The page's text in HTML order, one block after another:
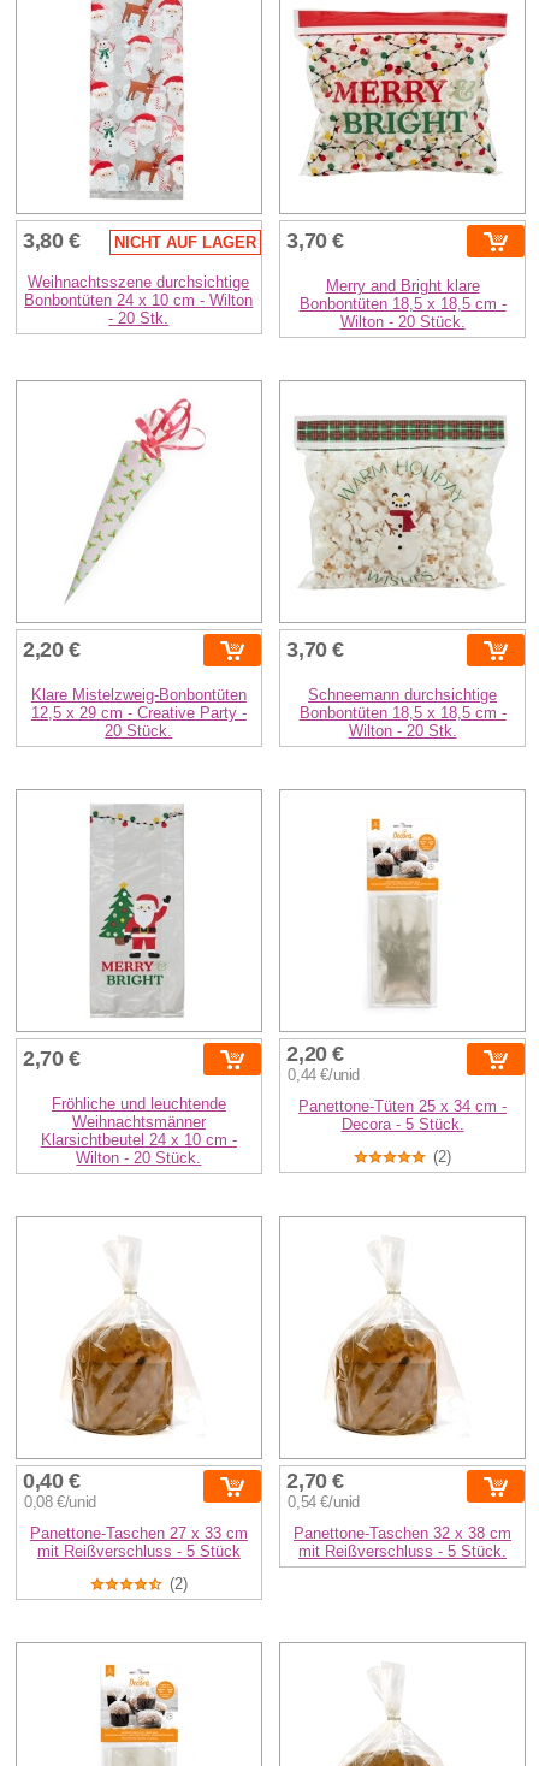
3,80 € NICHT AUF LAGER
Weihnachtsszene durchsichtige
Bonbontüten 24 x 10 cm - Wilton
- 20 Stk.
3,70 €
Merry and Bright klare
Bonbontüten 18,5 x 18,5 cm -
Wilton - 20 Stück.
2,20 €
Klare Mistelzweig-Bonbontüten
12,5 x 29 cm - Creative Party -
20 Stück.
3,70 €
Schneemann durchsichtige
Bonbontüten 18,5 x 18,5 cm -
Wilton - 20 Stk.
2,70 €
Fröhliche und leuchtende
Weihnachtsmänner
Klarsichtbeutel 24 x 10 cm -
Wilton - 20 Stück.
2,20 €
0,44 €/unid
Panettone-Tüten 25 x 34 cm -
Decora - 5 Stück.
(2)
0,40 €
0,08 €/unid
Panettone-Taschen 27 x 33 cm
mit Reißverschluss - 5 Stück
(2)
2,70 €
0,54 €/unid
Panettone-Taschen 32 x 38 cm
mit Reißverschluss - 5 Stück.